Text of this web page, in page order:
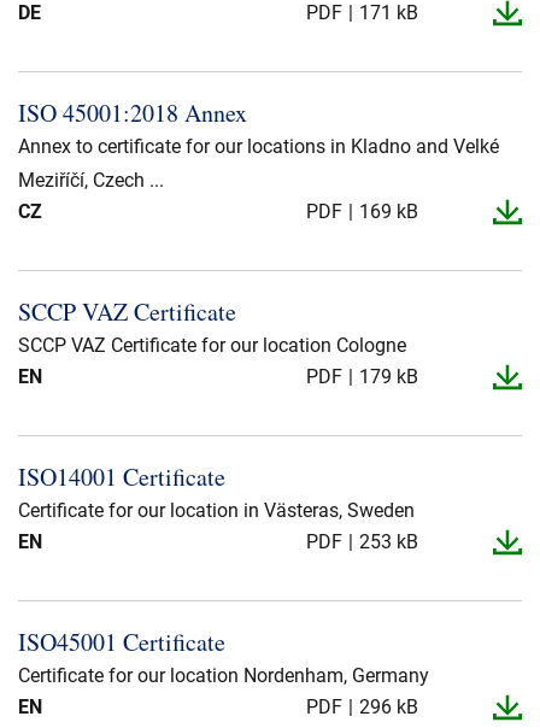
DE
PDF 171 kB
ISO 45001:2018 Annex
Annex to certificate for our locations in Kladno and Velké
Meziříčí, Czech ...
CZ
PDF 169 kB
SCCP VAZ Certificate
SCCP VAZ Certificate for our location Cologne
EN
PDF 179 kB
ISO14001 Certificate
Certificate for our location in Västeras, Sweden
EN
PDF 253 kB
ISO45001 Certificate
Certificate for our location Nordenham, Germany
EN
PDF 296 kB